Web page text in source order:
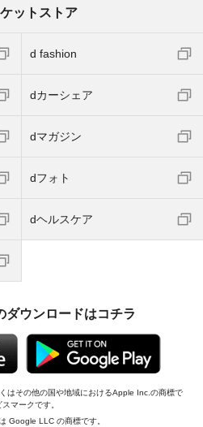
ットストア
d fashion
dカーシェア
dマガジン
dフォト
dヘルスケア
ダウンロードはコチラ
はその他の国や地域におけるApple Inc.の商標で
マークです。
Google LLC の商標です。